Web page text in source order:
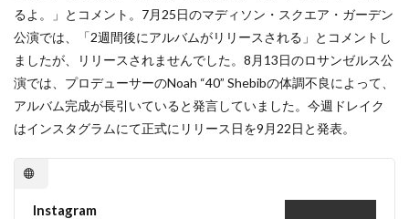
るよ。」とコメント。7月25日のマディソン・スクエア・ガーデン
公演では、「2週間後にアルバムがリリースされる」とコメントし
ましたが、リリースされませんでした。8月13日のロサンゼルス公
演では、プロデューサーのNoah “40” Shebibの体調不良によって、
アルバム完成が長引いていると発言していました。今週ドレイク
はインスタグラムにて正式にリリース日を9月22日と発表。
Instagram